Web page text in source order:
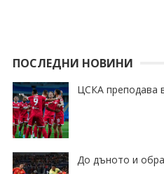
ПОСЛЕДНИ НОВИНИ
ЦСКА преподава
До дъното и